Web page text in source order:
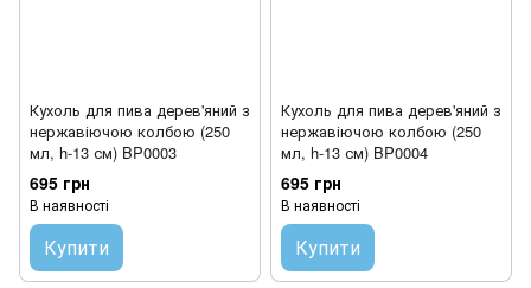
Кухоль для пива дерев'яний з
нержавіючою колбою (250
мл, h-13 см) BP0003
695 грн
В наявності
Купити
Кухоль для пива дерев'яний з
нержавіючою колбою (250
мл, h-13 см) BP0004
695 грн
В наявності
Купити